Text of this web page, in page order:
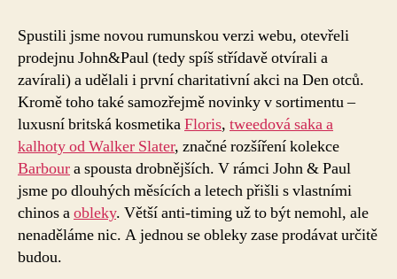
Spustili jsme novou rumunskou verzi webu, otevřeli
prodejnu John&Paul (tedy spíš střídavě otvírali a
zavírali) a udělali i první charitativní akci na Den otců.
Kromě toho také samozřejmě novinky v sortimentu –
luxusní britská kosmetikaFloris, tweedová saka a
kalhoty od Walker Slater, značné rozšíření kolekce
Barboura spousta drobnějších. V rámci John & Paul
jsme po dlouhých měsících a letech přišli s vlastními
chinos aobleky. Větší anti-timing už to být nemohl, ale
nenaděláme nic. A jednou se obleky zase prodávat určitě
budou.